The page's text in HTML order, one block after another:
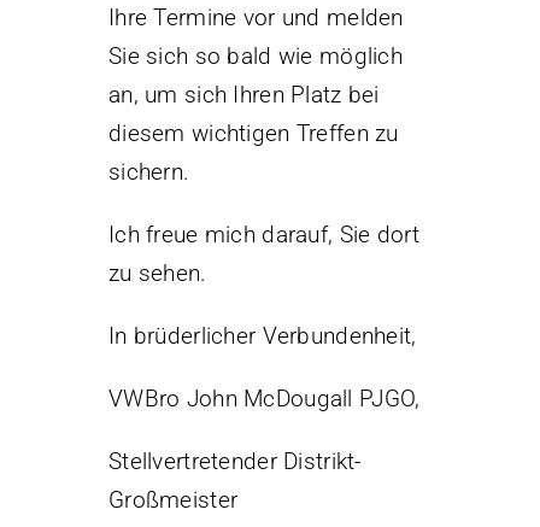
Ihre Termine vor und melden
Sie sich so bald wie möglich
an, um sich Ihren Platz bei
diesem wichtigen Treffen zu
sichern.
Ich freue mich darauf, Sie dort
zu sehen.
In brüderlicher Verbundenheit,
VWBro John McDougall PJGO,
Stellvertretender Distrikt-
Großmeister